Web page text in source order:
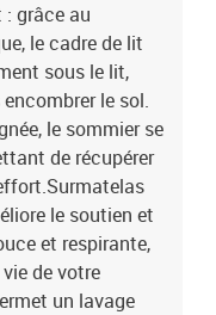
grâce au
le cadre de lit
sous le lit,
le sol.
le sommier se
de récupérer
le soutien et
et respirante,
de votre
un lavage